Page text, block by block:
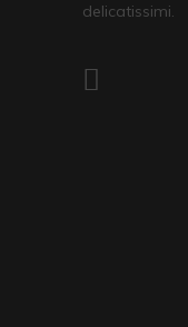
delicatissimi.